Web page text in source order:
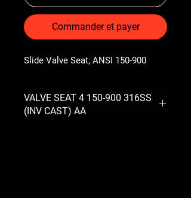
Commander et payer
Slide Valve Seat, ANSI 150-900
VALVE SEAT 4 150-900 316SS
(INV CAST) AA